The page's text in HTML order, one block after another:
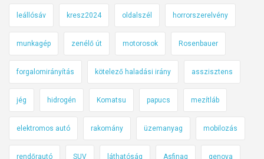
leállósáv kresz2024 oldalszél horrorszerelvény
munkagép zenélő út motorosok Rosenbauer
forgalomirányítás kötelező haladási irány asszisztens
jég hidrogén Komatsu papucs mezítláb
elektromos autó rakomány üzemanyag mobilozás
rendőrautó SUV láthatóság Asfinag genova